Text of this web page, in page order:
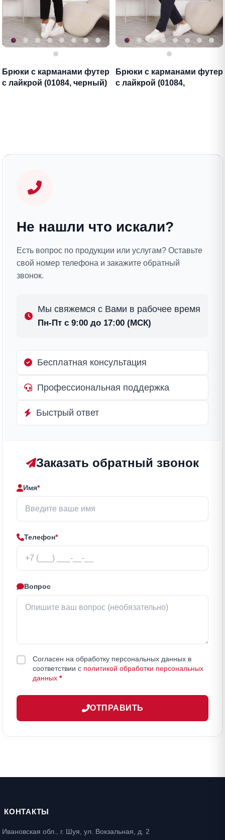
Брюки с карманами футер
с лайкрой (01084, черный)
Брюки с карманами футер
с лайкрой (01084,
Не нашли что искали?
Есть вопрос по продукции или услугам? Оставьте
свой номер телефона и закажите обратный
звонок.
Мы свяжемся с Вами в рабочее время
Пн-Пт с 9:00 до 17:00 (МСК)
Бесплатная консультация
Профессиональная поддержка
Быстрый ответ
Заказать обратный звонок
Имя*
Телефон*
Вопрос
Согласен на обработку персональных данных в
соответствии с политикой обработки персональных
данных *
ОТПРАВИТЬ
КОНТАКТЫ
Ивановская обл., г. Шуя, ул. Вокзальная, д. 2